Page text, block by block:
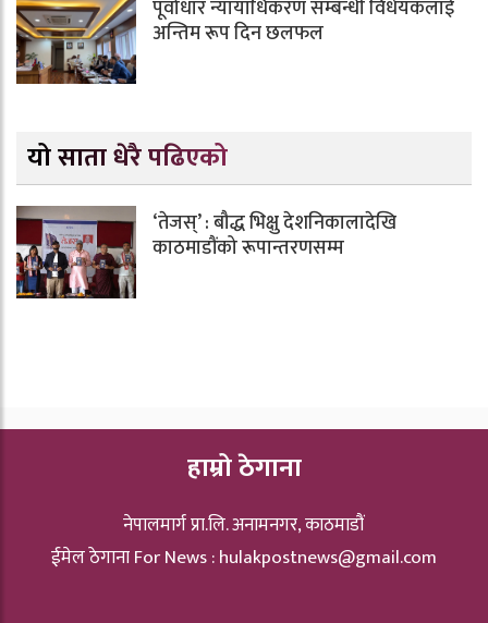
पूर्वाधार न्यायाधिकरण सम्बन्धी विधेयकलाई
अन्तिम रूप दिन छलफल
यो साता धेरै पढिएको
‘तेजस्’ : बौद्ध भिक्षु देशनिकालादेखि
काठमाडौंको रूपान्तरणसम्म
हाम्रो ठेगाना
नेपालमार्ग प्रा.लि. अनामनगर, काठमाडौं
ईमेल ठेगाना For News :hulakpostnews@gmail.com